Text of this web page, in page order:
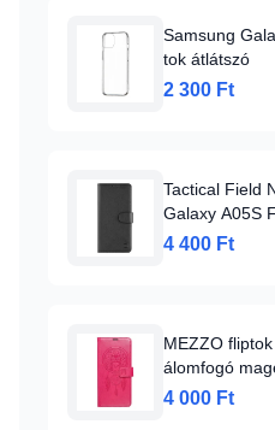
Samsung
tok átlátszó
2 300 Ft
Tactical Field
Galaxy A05S
4 400 Ft
MEZZO
álomfogó
4 000 Ft